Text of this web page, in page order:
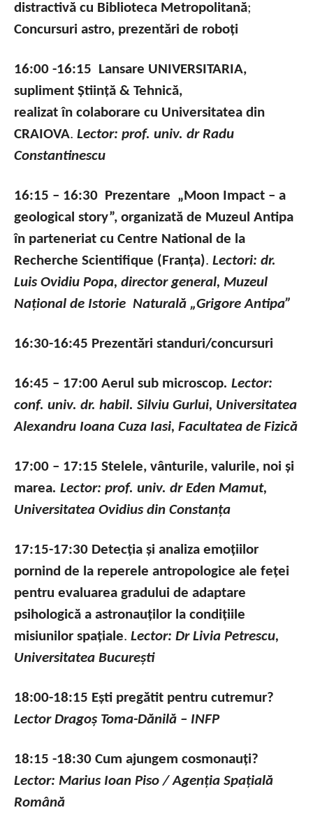
distractivă cu Biblioteca Metropolitană;
Concursuri astro, prezentări de roboți
16:00 -16:15 Lansare UNIVERSITARIA,
supliment Știință & Tehnică,
realizat în colaborare cu Universitatea din
CRAIOVA. Lector: prof. univ. dr Radu
Constantinescu
16:15 – 16:30 Prezentare „Moon Impact – a
geological story”, organizată de Muzeul Antipa
în parteneriat cu Centre National de la
Recherche Scientifique (Franța). Lectori: dr.
Luis Ovidiu Popa, director general, Muzeul
Național de Istorie Naturală „Grigore Antipa”
16:30-16:45 Prezentări standuri/concursuri
16:45 – 17:00 Aerul sub microscop. Lector:
conf. univ. dr. habil. Silviu Gurlui, Universitatea
Alexandru Ioana Cuza Iasi, Facultatea de Fizică
17:00 – 17:15 Stelele, vânturile, valurile, noi și
marea. Lector: prof. univ. dr Eden Mamut,
Universitatea Ovidius din Constanța
17:15-17:30 Detecția și analiza emoțiilor
pornind de la reperele antropologice ale feței
pentru evaluarea gradului de adaptare
psihologică a astronauților la condițiile
misiunilor spațiale. Lector: Dr Livia Petrescu,
Universitatea București
18:00-18:15 Ești pregătit pentru cutremur?
Lector Dragoș Toma-Dănilă – INFP
18:15 -18:30 Cum ajungem cosmonauți?
Lector: Marius Ioan Piso / Agenția Spațială
Română